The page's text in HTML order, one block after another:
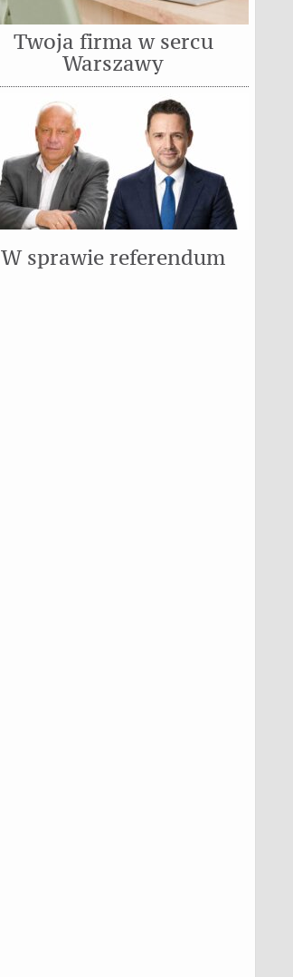
Twoja firma w sercu
Warszawy
W sprawie referendum